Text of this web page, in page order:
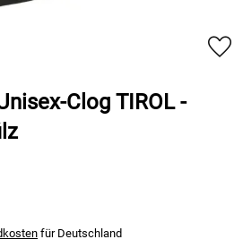
Clog TIROL -
für Deutschland